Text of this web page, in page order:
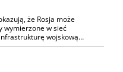
że Rosja może
wymierzone w sieć
wojskową…